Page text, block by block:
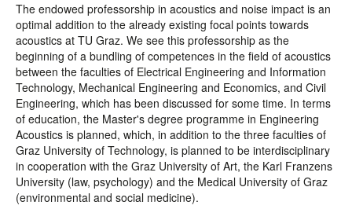
The endowed professorship in acoustics and noise impact is an
optimal addition to the already existing focal points towards
acoustics at TU Graz. We see this professorship as the
beginning of a bundling of competences in the field of acoustics
between the faculties of Electrical Engineering and Information
Technology, Mechanical Engineering and Economics, and Civil
Engineering, which has been discussed for some time. In terms
of education, the Master's degree programme in Engineering
Acoustics is planned, which, in addition to the three faculties of
Graz University of Technology, is planned to be interdisciplinary
in cooperation with the Graz University of Art, the Karl Franzens
University (law, psychology) and the Medical University of Graz
(environmental and social medicine).